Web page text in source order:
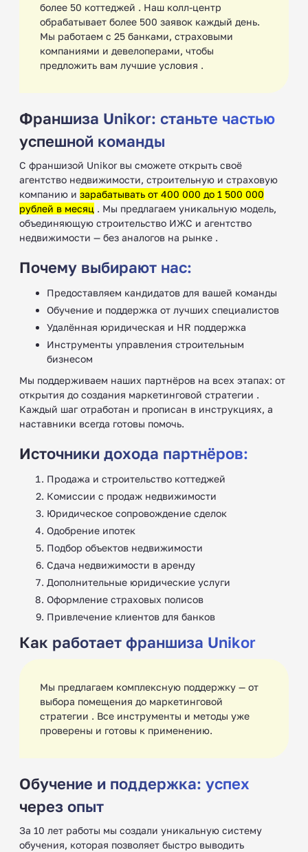
более 50 коттеджей . Наш колл-центр
обрабатывает более 500 заявок каждый день.
Мы работаем с 25 банками, страховыми
компаниями и девелоперами, чтобы
предложить вам лучшие условия .
Франшиза Unikor: станьте частью
успешной команды
С франшизой Unikor вы сможете открыть своё
агентство недвижимости, строительную и страховую
компанию и зарабатывать от 400 000 до 1 500 000
рублей в месяц . Мы предлагаем уникальную модель,
объединяющую строительство ИЖС и агентство
недвижимости — без аналогов на рынке .
Почему выбирают нас:
Предоставляем кандидатов для вашей команды
Обучение и поддержка от лучших специалистов
Удалённая юридическая и HR поддержка
Инструменты управления строительным
бизнесом
Мы поддерживаем наших партнёров на всех этапах: от
открытия до создания маркетинговой стратегии .
Каждый шаг отработан и прописан в инструкциях, а
наставники всегда готовы помочь.
Источники дохода партнёров:
Продажа и строительство коттеджей
Комиссии с продаж недвижимости
Юридическое сопровождение сделок
Одобрение ипотек
Подбор объектов недвижимости
Сдача недвижимости в аренду
Дополнительные юридические услуги
Оформление страховых полисов
Привлечение клиентов для банков
Как работает франшиза Unikor
Мы предлагаем комплексную поддержку — от
выбора помещения до маркетинговой
стратегии . Все инструменты и методы уже
проверены и готовы к применению.
Обучение и поддержка: успех
через опыт
За 10 лет работы мы создали уникальную систему
обучения, которая позволяет быстро выводить